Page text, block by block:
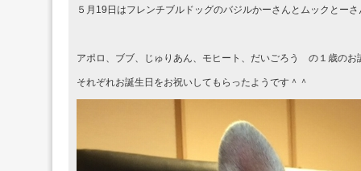
５月19日はフレンチブルドッグのバジルかーさんとムックとー
アポロ、ブブ、じゅりあん、モヒート、だいごろう の１歳のお
それぞれお誕生日をお祝いしてもらったようです＾＾